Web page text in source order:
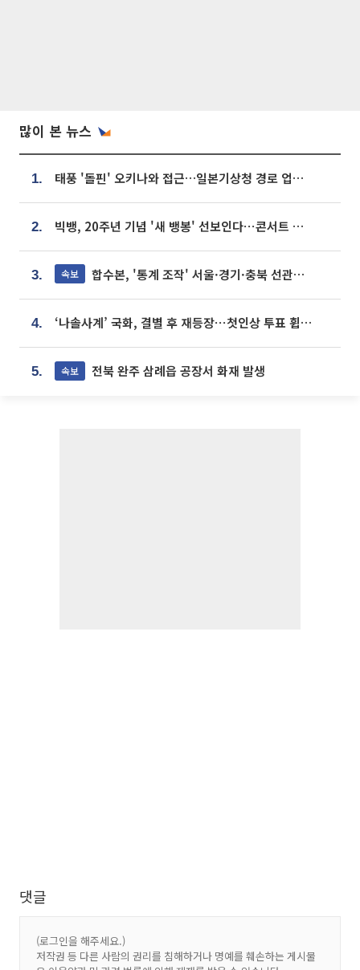
많이 본 뉴스
1. 태풍 '돌핀' 오키나와 접근…일본기상청 경로 업데이트
2. 빅뱅, 20주년 기념 '새 뱅봉' 선보인다⋯콘서트 앞두고 팝업 개최
3. 속보 합수본, '통계 조작' 서울·경기·충북 선관위 등 추가 압수수색
4. ‘나솔사계’ 국화, 결별 후 재등장⋯첫인상 투표 휩쓸고 ‘인기녀’ 등극
5. 속보 전북 완주 삼례읍 공장서 화재 발생
댓글